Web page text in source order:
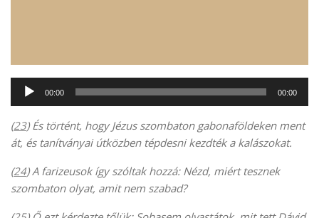
Audió
00:00 00:00
(23) És történt, hogy Jézus szombaton gabonaföldeken ment
át, és tanítványai útközben tépdesni kezdték a kalászokat.
(24) A farizeusok így szóltak hozzá: Nézd, miért tesznek
szombaton olyat, amit nem szabad?